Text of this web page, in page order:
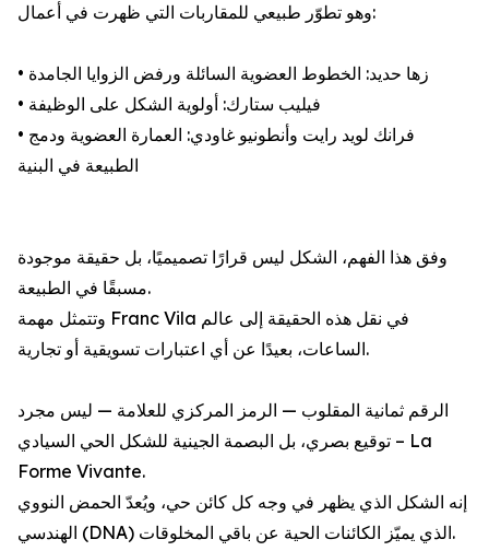
وهو تطوّر طبيعي للمقاربات التي ظهرت في أعمال:
• زها حديد: الخطوط العضوية السائلة ورفض الزوايا الجامدة
• فيليب ستارك: أولوية الشكل على الوظيفة
• فرانك لويد رايت وأنطونيو غاودي: العمارة العضوية ودمج
الطبيعة في البنية
وفق هذا الفهم، الشكل ليس قرارًا تصميميًا، بل حقيقة موجودة
مسبقًا في الطبيعة.
وتتمثل مهمة Franc Vila في نقل هذه الحقيقة إلى عالم
الساعات، بعيدًا عن أي اعتبارات تسويقية أو تجارية.
الرقم ثمانية المقلوب — الرمز المركزي للعلامة — ليس مجرد
توقيع بصري، بل البصمة الجينية للشكل الحي السيادي – La
Forme Vivante.
إنه الشكل الذي يظهر في وجه كل كائن حي، ويُعدّ الحمض النووي
الهندسي (DNA) الذي يميّز الكائنات الحية عن باقي المخلوقات.